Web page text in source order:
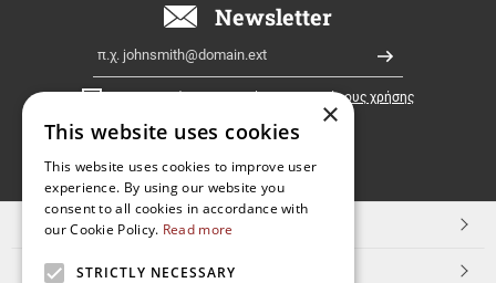
Newsletter
Εγγραφή
όρους χρήσης
FOLLOW
US
TOP ΚΑΤΗΓΟΡΙΕΣ
ΕΞΥΠΗΡΕΤΗΣΗ ΠΕΛΑΤΩΝ
×
This website uses cookies
This website uses cookies to improve user
experience. By using our website you
consent to all cookies in accordance with
our Cookie Policy. Read more
STRICTLY NECESSARY